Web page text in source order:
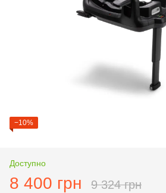
−10%
Доступно
8 400 грн 9 324 грн